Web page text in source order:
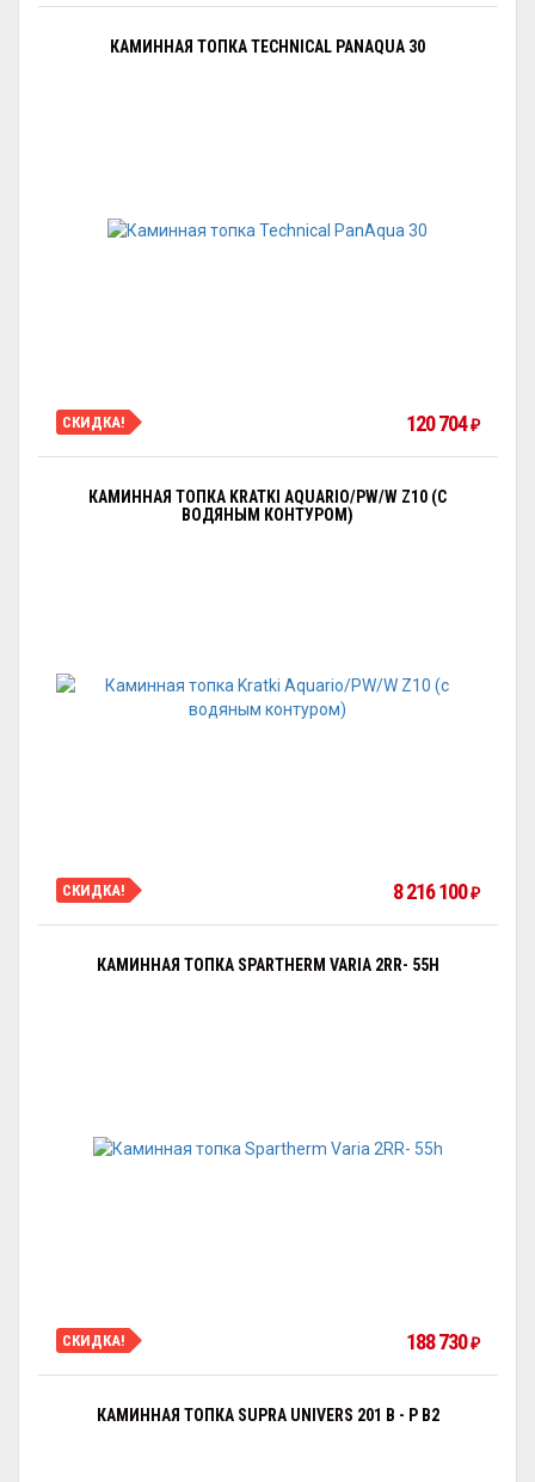
КАМИННАЯ ТОПКА TECHNICAL PANAQUA 30
СКИДКА! 120 704 ₽
КАМИННАЯ ТОПКА KRATKI AQUARIO/PW/W Z10 (С
ВОДЯНЫМ КОНТУРОМ)
СКИДКА! 8 216 100 ₽
КАМИННАЯ ТОПКА SPARTHERM VARIA 2RR- 55H
СКИДКА! 188 730 ₽
КАМИННАЯ ТОПКА SUPRA UNIVERS 201 B - P B2